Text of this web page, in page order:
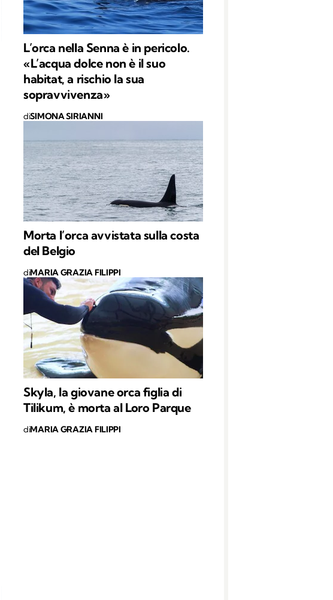
L’orca nella Senna è in pericolo.
«L’acqua dolce non è il suo
habitat, a rischio la sua
sopravvivenza»
diSIMONA SIRIANNI
Morta l’orca avvistata sulla costa
del Belgio
diMARIA GRAZIA FILIPPI
Skyla, la giovane orca figlia di
Tilikum, è morta al Loro Parque
diMARIA GRAZIA FILIPPI